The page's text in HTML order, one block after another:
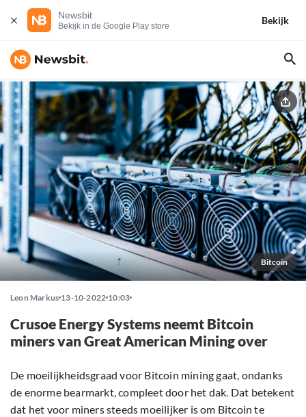
Newsbit
Bekijk in de Google Play store
Bekijk
Bitcoin
Leon Markus 13-10-2022 10:03
Crusoe Energy Systems neemt Bitcoin
miners van Great American Mining over
De moeilijkheidsgraad voor Bitcoin mining gaat, ondanks
de enorme bearmarkt, compleet door het dak. Dat betekent
dat het voor miners steeds moeilijker is om Bitcoin te